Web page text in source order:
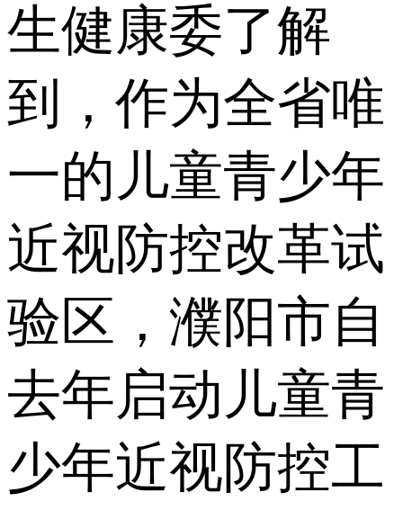
生健康委了解
到，作为全省唯
一的儿童青少年
近视防控改革试
验区，濮阳市自
去年启动儿童青
少年近视防控工